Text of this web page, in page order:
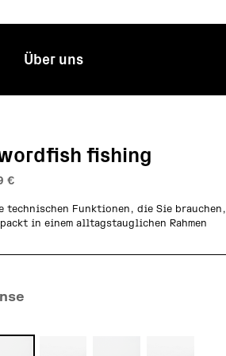
Über uns
fishing
€
technischen Funktionen, die Sie brauchen,
in einem alltagstauglichen Rahmen